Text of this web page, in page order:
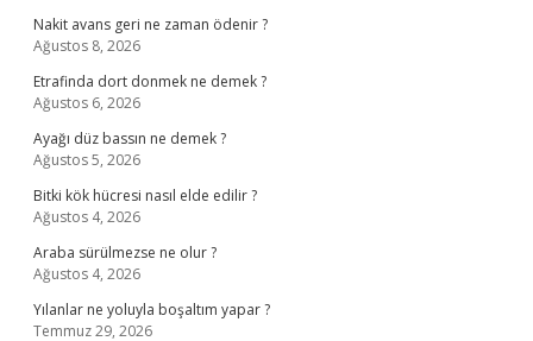
Nakit avans geri ne zaman ödenir ?
Ağustos 8, 2026
Etrafinda dort donmek ne demek ?
Ağustos 6, 2026
Ayağı düz bassın ne demek ?
Ağustos 5, 2026
Bitki kök hücresi nasıl elde edilir ?
Ağustos 4, 2026
Araba sürülmezse ne olur ?
Ağustos 4, 2026
Yılanlar ne yoluyla boşaltım yapar ?
Temmuz 29, 2026